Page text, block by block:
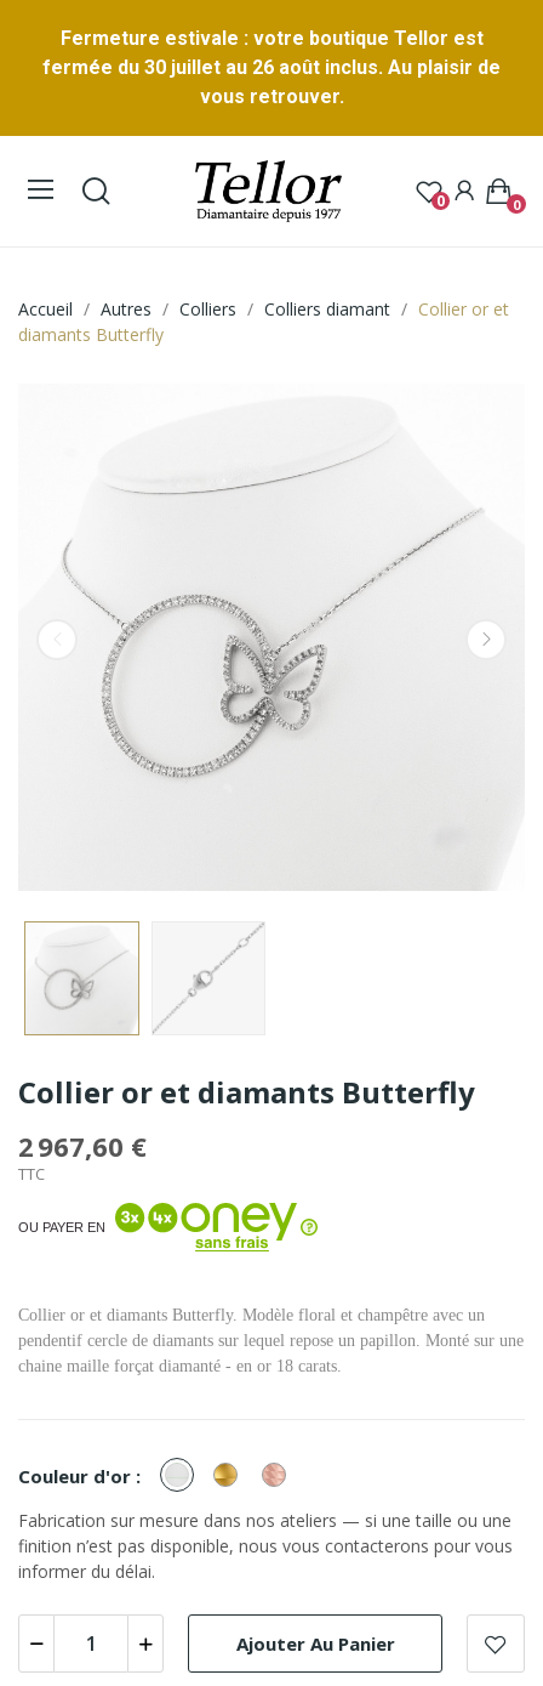
Fermeture estivale : votre boutique Tellor est
fermée du 30 juillet au 26 août inclus. Au plaisir de
vous retrouver.
0 0
Accueil Autres Colliers Colliers diamant
Collier or et
diamants Butterfly
Collier or et diamants Butterfly
2 967,60 €
TTC
OU PAYER EN
Collier or et diamants Butterfly. Modèle floral et champêtre avec un
pendentif cercle de diamants sur lequel repose un papillon. Monté sur une
chaine maille forçat diamanté - en or 18 carats.
Couleur d'or : or
Blanc
or
Jaune
or
Rose
Fabrication sur mesure dans nos ateliers — si une taille ou une
finition n’est pas disponible, nous vous contacterons pour vous
informer du délai.
Ajouter Au Panier